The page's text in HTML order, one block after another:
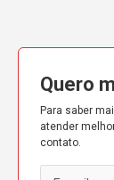
Quero
Para saber
atender
contato.